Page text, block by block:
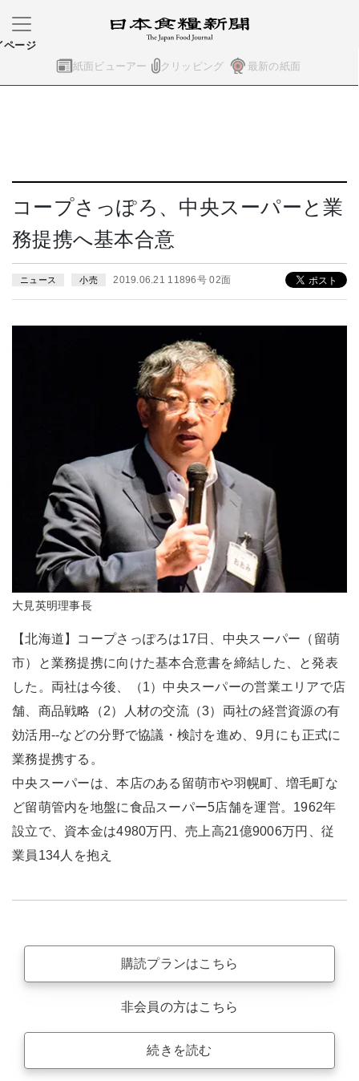
紙面ビューアー クリッピング 最新の紙面
ページ
コープさっぽろ、中央スーパーと業
務提携へ基本合意
ニュース 小売 2019.06.21 11896号 02面
大見英明理事長
【北海道】コープさっぽろは17日、中央スーパー（留萌
市）と業務提携に向けた基本合意書を締結した、と発表
した。両社は今後、（1）中央スーパーの営業エリアで店
舗、商品戦略（2）人材の交流（3）両社の経営資源の有
効活用--などの分野で協議・検討を進め、9月にも正式に
業務提携する。
中央スーパーは、本店のある留萌市や羽幌町、増毛町な
ど留萌管内を地盤に食品スーパー5店舗を運営。1962年
設立で、資本金は4980万円、売上高21億9006万円、従
業員134人を抱え
購読プランはこちら
非会員の方はこちら
続きを読む